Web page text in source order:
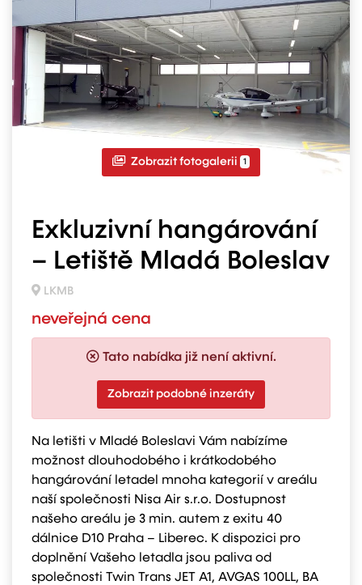
Zobrazit fotogalerii 1
Exkluzivní hangárování
– Letiště Mladá Boleslav
LKMB
neveřejná cena
Tato nabídka již není aktivní.
Zobrazit podobné inzeráty
Na letišti v Mladé Boleslavi Vám nabízíme
možnost dlouhodobého i krátkodobého
hangárování letadel mnoha kategorií v areálu
naší společnosti Nisa Air s.r.o. Dostupnost
našeho areálu je 3 min. autem z exitu 40
dálnice D10 Praha – Liberec. K dispozici pro
doplnění Vašeho letadla jsou paliva od
společnosti Twin Trans JET A1, AVGAS 100LL, BA